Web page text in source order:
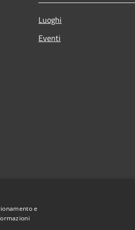
Luoghi
Eventi
e